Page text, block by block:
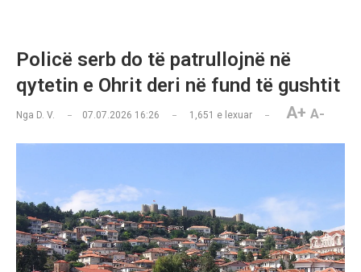
Policë serb do të patrullojnë në
qytetin e Ohrit deri në fund të gushtit
Nga D. V. 07.07.2026 16:26 1,651 e lexuar A+ A-